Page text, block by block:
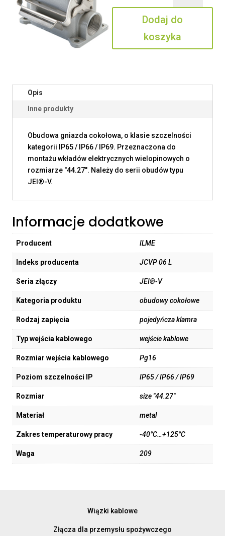
06
L
Dodaj do
koszyka
Opis
Inne produkty
Obudowa gniazda cokołowa, o klasie szczelności
kategorii IP65 / IP66 / IP69. Przeznaczona do
montażu wkładów elektrycznych wielopinowych o
rozmiarze "44.27". Należy do serii obudów typu
JEI®-V.
Informacje dodatkowe
Producent ILME
Indeks producenta JCVP 06 L
Seria złączy JEI®-V
Kategoria produktu obudowy cokołowe
Rodzaj zapięcia pojedyńcza klamra
Typ wejścia kablowego wejście kablowe
Rozmiar wejścia kablowego Pg16
Poziom szczelności IP IP65 / IP66 / IP69
Rozmiar size "44.27"
Materiał metal
Zakres temperaturowy pracy -40°C…+125°C
Waga 209
Wiązki kablowe
Złącza dla przemysłu spożywczego